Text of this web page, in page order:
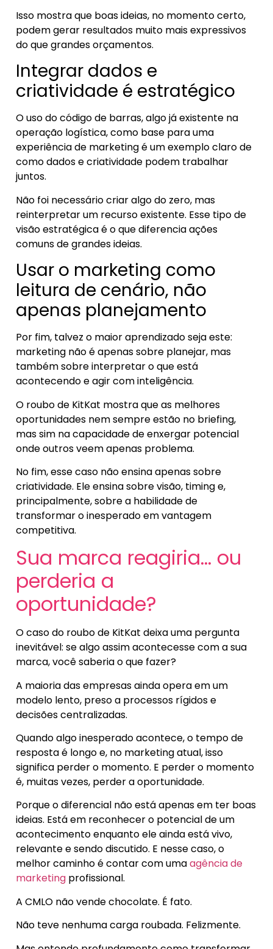
Isso mostra que boas ideias, no momento certo,
podem gerar resultados muito mais expressivos
do que grandes orçamentos.
Integrar dados e
criatividade é estratégico
O uso do código de barras, algo já existente na
operação logística, como base para uma
experiência de marketing é um exemplo claro de
como dados e criatividade podem trabalhar
juntos.
Não foi necessário criar algo do zero, mas
reinterpretar um recurso existente. Esse tipo de
visão estratégica é o que diferencia ações
comuns de grandes ideias.
Usar o marketing como
leitura de cenário, não
apenas planejamento
Por fim, talvez o maior aprendizado seja este:
marketing não é apenas sobre planejar, mas
também sobre interpretar o que está
acontecendo e agir com inteligência.
O roubo de KitKat mostra que as melhores
oportunidades nem sempre estão no briefing,
mas sim na capacidade de enxergar potencial
onde outros veem apenas problema.
No fim, esse caso não ensina apenas sobre
criatividade. Ele ensina sobre visão, timing e,
principalmente, sobre a habilidade de
transformar o inesperado em vantagem
competitiva.
Sua marca reagiria… ou
perderia a
oportunidade?
O caso do roubo de KitKat deixa uma pergunta
inevitável: se algo assim acontecesse com a sua
marca, você saberia o que fazer?
A maioria das empresas ainda opera em um
modelo lento, preso a processos rígidos e
decisões centralizadas.
Quando algo inesperado acontece, o tempo de
resposta é longo e, no marketing atual, isso
significa perder o momento. E perder o momento
é, muitas vezes, perder a oportunidade.
Porque o diferencial não está apenas em ter boas
ideias. Está em reconhecer o potencial de um
acontecimento enquanto ele ainda está vivo,
relevante e sendo discutido. E nesse caso, o
melhor caminho é contar com umaagência de
marketing profissional.
A CMLO não vende chocolate. É fato.
Não teve nenhuma carga roubada. Felizmente.